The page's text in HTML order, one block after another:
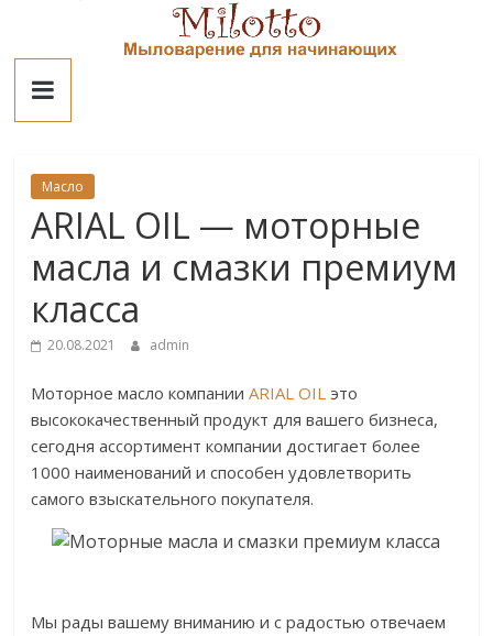
contentМилотто
Масло
ARIAL OIL — моторные
масла и смазки премиум
класса
20.08.2021 admin
Моторное масло компанииARIAL OIL это
высококачественный продукт для вашего бизнеса,
сегодня ассортимент компании достигает более
1000 наименований и способен удовлетворить
самого взыскательного покупателя.
Мы рады вашему вниманию и с радостью отвечаем